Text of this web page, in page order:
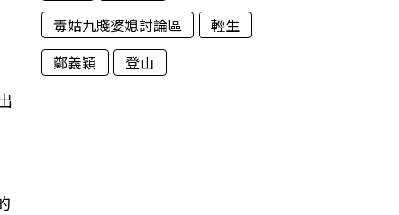
毒姑九賤婆媳討論區
輕生
鄭義穎
登山